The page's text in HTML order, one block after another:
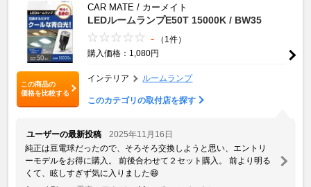
この商品の
価格を比較する
CAR MATE / カーメイト
LEDルームランプE50T 15000K / BW35
-
（1件）
購入価格：1,080円
インテリア ルームランプ
このカテゴリの取付店を探す
ユーザーの最新投稿
2025年11月16日
純正は豆電球だったので、そろそろ交換しようと思い、エントリ
ーモデルをお得に購入。 前後合わせて２セット購入。 前より明る
くて、眩しすぎず気に入りました😄